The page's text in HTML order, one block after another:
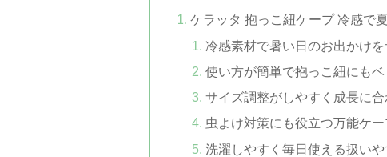
ケラッタ 抱っこ紐ケープ 冷感で
冷感素材で暑い日のお出かけを
使い方が簡単で抱っこ紐にも
サイズ調整がしやすく成長に
虫よけ対策にも役立つ万能ケ
洗濯しやすく毎日使える扱いや